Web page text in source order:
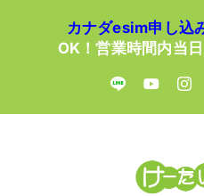
カナダesim申し込
OK！営業時間内当
LINE YouTube